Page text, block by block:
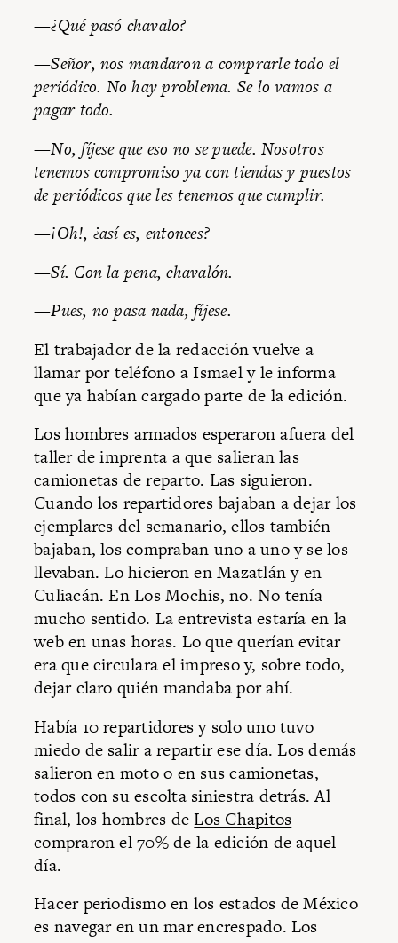
—¿Qué pasó chavalo?
—Señor, nos mandaron a comprarle todo el
periódico. No hay problema. Se lo vamos a
pagar todo.
—No, fíjese que eso no se puede. Nosotros
tenemos compromiso ya con tiendas y puestos
de periódicos que les tenemos que cumplir.
—¡Oh!, ¿así es, entonces?
—Sí. Con la pena, chavalón.
—Pues, no pasa nada, fíjese.
El trabajador de la redacción vuelve a
llamar por teléfono a Ismael y le informa
que ya habían cargado parte de la edición.
Los hombres armados esperaron afuera del
taller de imprenta a que salieran las
camionetas de reparto. Las siguieron.
Cuando los repartidores bajaban a dejar los
ejemplares del semanario, ellos también
bajaban, los compraban uno a uno y se los
llevaban. Lo hicieron en Mazatlán y en
Culiacán. En Los Mochis, no. No tenía
mucho sentido. La entrevista estaría en la
web en unas horas. Lo que querían evitar
era que circulara el impreso y, sobre todo,
dejar claro quién mandaba por ahí.
Había 10 repartidores y solo uno tuvo
miedo de salir a repartir ese día. Los demás
salieron en moto o en sus camionetas,
todos con su escolta siniestra detrás. Al
final, los hombres deLos Chapitos
compraron el 70% de la edición de aquel
día.
Hacer periodismo en los estados de México
es navegar en un mar encrespado. Los